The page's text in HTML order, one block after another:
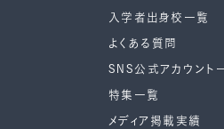
入学者出身校一覧
よくある質問
SNS公式アカウント
特集一覧
メディア掲載実績